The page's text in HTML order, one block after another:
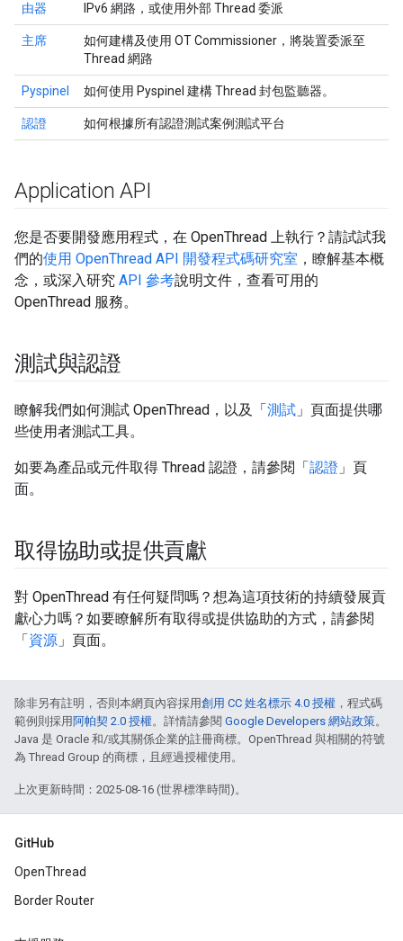
由器
IPv6 網路，或使用外部 Thread 委派
主席
如何建構及使用 OT Commissioner，將裝置委派至
Thread 網路
Pyspinel 如何使用 Pyspinel 建構 Thread 封包監聽器。
認證 如何根據所有認證測試案例測試平台
Application API
您是否要開發應用程式，在 OpenThread 上執行？請試試我
們的使用 OpenThread API 開發程式碼研究室 ，瞭解基本概
念，或深入研究 API 參考說明文件，查看可用的
OpenThread 服務。
測試與認證
瞭解我們如何測試 OpenThread，以及「 測試 」頁面提供哪
些使用者測試工具。
如要為產品或元件取得 Thread 認證，請參閱「 認證 」頁
面。
取得協助或提供貢獻
對 OpenThread 有任何疑問嗎？想為這項技術的持續發展貢
獻心力嗎？如要瞭解所有取得或提供協助的方式，請參閱
「 資源 」頁面。
除非另有註明，否則本網頁內容採用創用 CC 姓名標示 4.0 授權 ，程式碼
範例則採用 阿帕契 2.0 授權。詳情請參閱 Google Developers 網站政策。
Java 是 Oracle 和/或其關係企業的註冊商標。OpenThread 與相關的符號
為 Thread Group 的商標，且經過授權使用。
上次更新時間：2025-08-16 (世界標準時間)。
GitHub
OpenThread
Border Router